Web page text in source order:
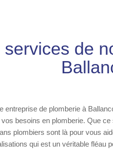
services de
entreprise de plomberie à
besoins en plomberie. Que
plombiers sont là pour vous
qui est un véritable fléau